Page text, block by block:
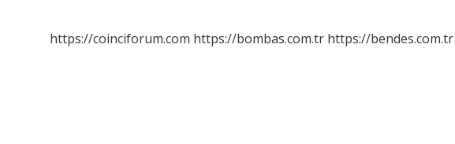
https://coinciforum.com https://bombas.com.tr https://bendes.com.tr